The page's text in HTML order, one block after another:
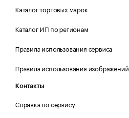
Каталог торговых марок
Каталог ИП по регионам
Правила использования сервиса
Правила использования изображений
Контакты
Справка по сервису